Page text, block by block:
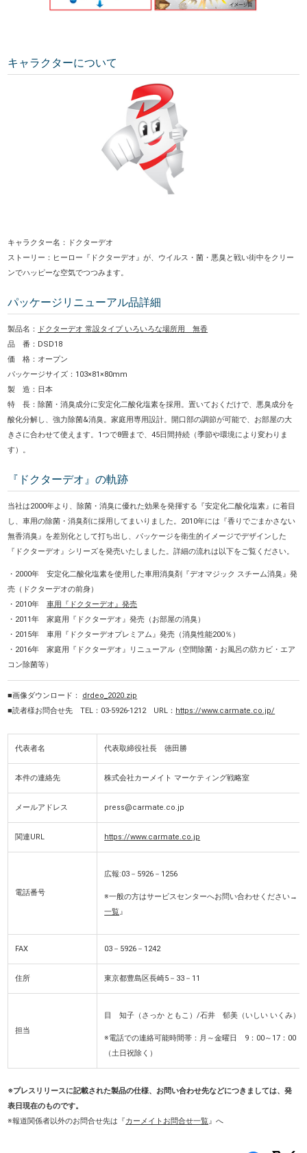
キャラクターについて
キャラクター名：ドクターデオ
ストーリー：ヒーロー『ドクターデオ』が、ウイルス・菌・悪臭と戦い街中をクリー
ンでハッピーな空気でつつみます。
パッケージリニューアル品詳細
製品名：
ドクターデオ 常設タイプ いろいろな場所用 無香
品 番：DSD18
価 格：オープン
パッケージサイズ：103×81×80mm
製 造：日本
特 長： 除菌・消臭成分に安定化二酸化塩素を採用。置いておくだけで、悪臭成分を
酸化分解し、強力除菌&消臭。家庭用専用設計。開口部の調節が可能で、お部屋の大
きさに合わせて使えます。1つで8畳まで、45日間持続（季節や環境により変わりま
す）。
『ドクターデオ』の軌跡
当社は2000年より、除菌・消臭に優れた効果を発揮する『安定化二酸化塩素』に着目
し、車用の除菌・消臭剤に採用してまいりました。2010年には『香りでごまかさない
無香消臭』を差別化として打ち出し、パッケージを衛生的イメージでデザインした
『ドクターデオ』シリーズを発売いたしました。詳細の流れは以下をご覧ください。
・2000年 安定化二酸化塩素を使用した車用消臭剤『デオマジック スチーム消臭』発
売（ドクターデオの前身）
・2010年車用『ドクターデオ』発売
・2011年 家庭用『ドクターデオ』発売（お部屋の消臭）
・2015年 車用『ドクターデオプレミアム』発売（消臭性能200％）
・2016年 家庭用『ドクターデオ』リニューアル（空間除菌・お風呂の防カビ・エア
コン除菌等）
■画像ダウンロード： drdeo_2020.zip
■読者様お問合せ先 TEL：03-5926-1212 URL： https://www.carmate.co.jp/
代表者名 代表取締役社長 徳田勝
本件の連絡先 株式会社カーメイト マーケティング戦略室
メールアドレス press@carmate.co.jp
関連URL https://www.carmate.co.jp
電話番号
広報:03－5926－1256
※一般の方はサービスセンターへお問い合わせください→『
一覧』
FAX 03－5926－1242
住所 東京都豊島区長崎5－33－11
担当
目 知子（さっか ともこ）/石井 郁美（いしい いくみ）
※電話での連絡可能時間帯：月～金曜日 9：00～17：00
（土日祝除く）
※プレスリリースに記載された製品の仕様、お問い合わせ先などにつきましては、発
表日現在のものです。
※報道関係者以外のお問合せ先は『カーメイトお問合せ一覧』へ